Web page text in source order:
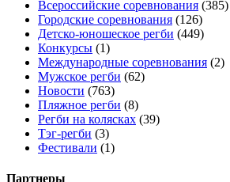
Всероссийские соревнования (385)
Городские соревнования (126)
Детско-юношеское регби (449)
Конкурсы (1)
Международные соревнования (2)
Мужское регби (62)
Новости (763)
Пляжное регби (8)
Регби на колясках (39)
Тэг-регби (3)
Фестивали (1)
Партнеры